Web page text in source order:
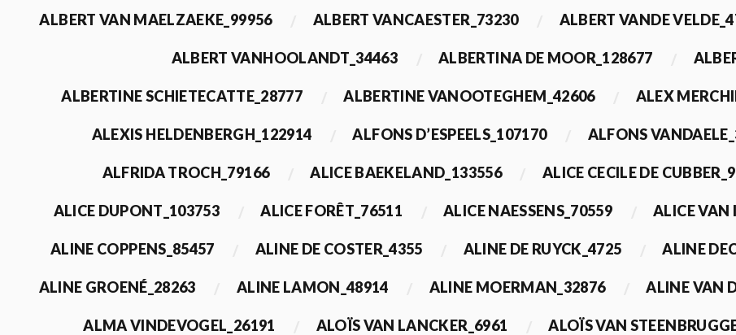
ALBERT VAN MAELZAEKE_99956 ALBERT VANCAESTER_73230 ALBERT VANDE
ALBERT VANHOOLANDT_34463 ALBERTINA DE MOOR_128677
ALBERTINE SCHIETECATTE_28777 ALBERTINE VANOOTEGHEM_42606 ALEX
ALEXIS HELDENBERGH_122914 ALFONS D’ESPEELS_107170 ALFONS
ALFRIDA TROCH_79166 ALICE BAEKELAND_133556 ALICE CECILE DE
ALICE DUPONT_103753 ALICE FORÊT_76511 ALICE NAESSENS_70559 ALICE VAN
ALINE COPPENS_85457 ALINE DE COSTER_4355 ALINE DE RUYCK_4725 ALINE
ALINE GROENÉ_28263 ALINE LAMON_48914 ALINE MOERMAN_32876 ALINE VAN
ALMA VINDEVOGEL_26191 ALOÏS VAN LANCKER_6961 ALOÏS VAN